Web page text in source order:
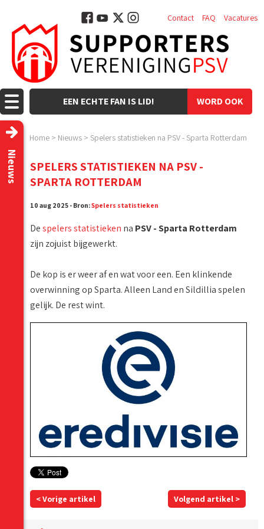
WORD OOK
EEN ECHTE FAN IS LID!
Contact FAQ Vacatures
Home > Nieuws > Spelers statistieken na PSV - Sparta Rotterdam
Nieuws
SPELERS STATISTIEKEN NA PSV -
SPARTA ROTTERDAM
10 aug 2025 - Bron:Spelers statistieken
Despelers statistieken na PSV - Sparta Rotterdam
zijn zojuist bijgewerkt.
De kop is er weer af en wat voor een. Een klinkende
overwinning op Sparta. Alleen Land en Sildillia spelen
gelijk. De rest wint.
< Vorige artikel Volgend artikel >